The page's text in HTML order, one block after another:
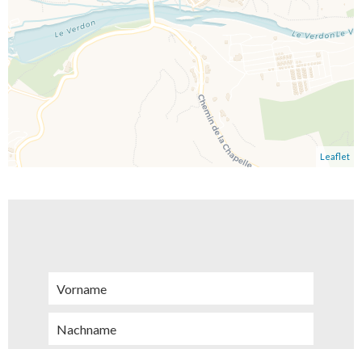
Leaflet